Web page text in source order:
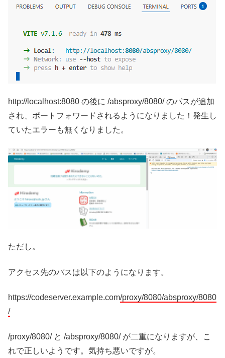
http://localhost:8080 の後に /absproxy/8080/ のパスが追加
され、ポートフォワードされるようになりました！発生し
ていたエラーも無くなりました。
ただし。
アクセス先のパスは以下のようになります。
https://codeserver.example.com/proxy/8080/absproxy/8080
/
/proxy/8080/ と /absproxy/8080/ が二重になりますが、こ
れで正しいようです。気持ち悪いですが。